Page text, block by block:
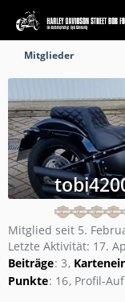
Mitglieder
Mitglied seit 5.
Letzte Aktivität: 17.
Beiträge 3
Punkte 16 Profil-